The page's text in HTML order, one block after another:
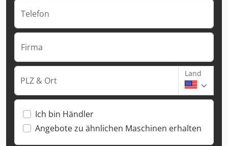
Telefon
Firma
PLZ & Ort
Land
Ich bin Händler
Angebote zu ähnlichen Maschinen erhalten